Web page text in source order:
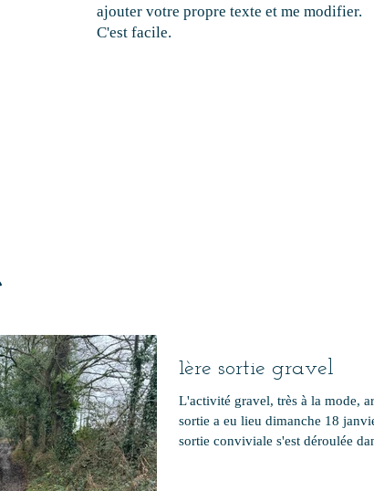
ajouter votre propre texte et me modifier.
C'est facile.
1ère sortie gravel
L'activité gravel, très à la mode,
sortie a eu lieu dimanche 18
sortie conviviale s'est déroulée